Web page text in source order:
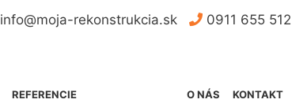
info@moja-rekonstrukcia.sk 0911 655 512
REFERENCIE KONTAKT
O NÁS